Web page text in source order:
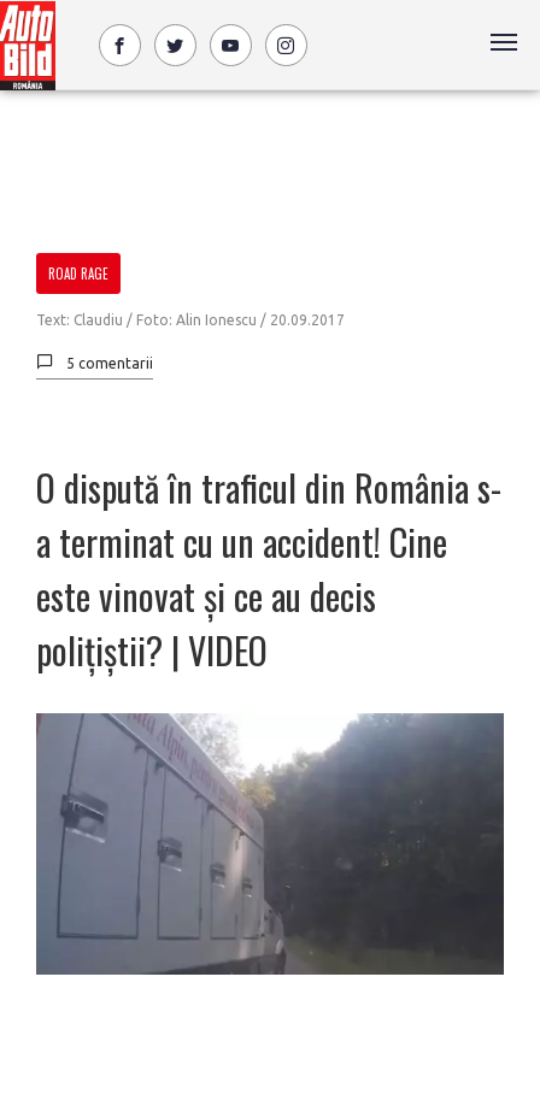
ROAD RAGE
Text: Claudiu / Foto: Alin Ionescu / 20.09.2017
5 comentarii
O dispută în traficul din România s-
a terminat cu un accident! Cine
este vinovat și ce au decis
polițiștii? | VIDEO